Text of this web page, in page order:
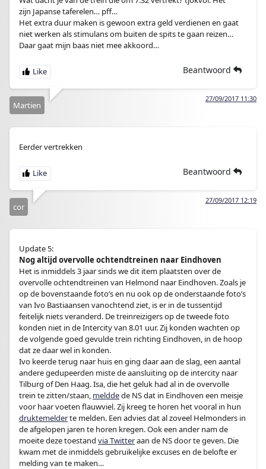
zijn Japanse taferelen… pff…
Het extra duur maken is gewoon extra geld verdienen en gaat
niet werken als stimulans om buiten de spits te gaan reizen…
Daar gaat mijn baas niet mee akkoord…
Beantwoord
27/09/2017 11:30
Martien
Eerder vertrekken
Beantwoord
27/09/2017 12:19
cor
Update 5:
Nog altijd overvolle ochtendtreinen naar Eindhoven
Het is inmiddels 3 jaar sinds we dit item plaatsten over de
overvolle ochtendtreinen van Helmond naar Eindhoven. Zoals je
op de bovenstaande foto’s en nu ook op de onderstaande foto’s
van Ivo Bastiaansen vanochtend ziet, is er in de tussentijd
feitelijk niets veranderd. De treinreizigers op de tweede foto
konden niet in de Intercity van 8.01 uur. Zij konden wachten op
de volgende goed gevulde trein richting Eindhoven, in de hoop
dat ze daar wel in konden.
Ivo keerde terug naar huis en ging daar aan de slag, een aantal
andere gedupeerden miste de aansluiting op de intercity naar
Tilburg of Den Haag. Isa, die het geluk had al in de overvolle
trein te zitten/staan, melddede NS dat in Eindhoven een meisje
voor haar voeten flauwviel. Zij kreeg te horen het vooral in hun
druktemelderte melden. Een advies dat al zoveel Helmonders in
de afgelopen jaren te horen kregen. Ook een ander nam de
moeite deze toestand via Twitteraan de NS door te geven. Die
kwam met de inmiddels gebruikelijke excuses en de belofte er
melding van te maken…